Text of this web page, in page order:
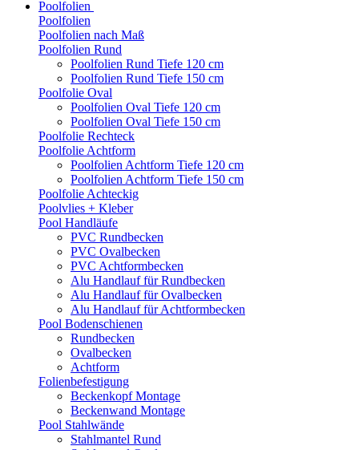
Poolfolien
Poolfolien
Poolfolien nach Maß
Poolfolien Rund
Poolfolien Rund Tiefe 120 cm
Poolfolien Rund Tiefe 150 cm
Poolfolie Oval
Poolfolien Oval Tiefe 120 cm
Poolfolien Oval Tiefe 150 cm
Poolfolie Rechteck
Poolfolie Achtform
Poolfolien Achtform Tiefe 120 cm
Poolfolien Achtform Tiefe 150 cm
Poolfolie Achteckig
Poolvlies + Kleber
Pool Handläufe
PVC Rundbecken
PVC Ovalbecken
PVC Achtformbecken
Alu Handlauf für Rundbecken
Alu Handlauf für Ovalbecken
Alu Handlauf für Achtformbecken
Pool Bodenschienen
Rundbecken
Ovalbecken
Achtform
Folienbefestigung
Beckenkopf Montage
Beckenwand Montage
Pool Stahlwände
Stahlmantel Rund